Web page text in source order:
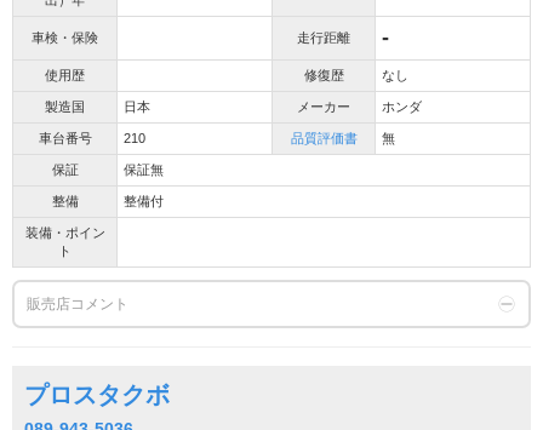
車検・保険 走行距離 -
使用歴 修復歴 なし
製造国 日本 メーカー ホンダ
車台番号 210 品質評価書 無
保証 保証無
整備 整備付
装備・ポイン
ト
販売店コメント
プロスタクボ